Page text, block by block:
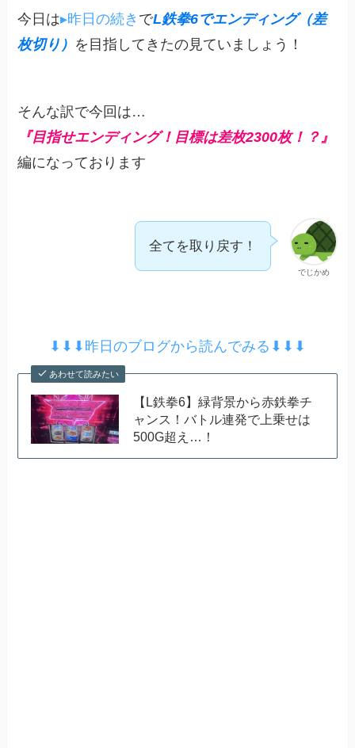
今日は▸昨日の続き でL鉄拳6でエンディング（差
枚切り） を目指してきたの見ていましょう！
そんな訳で今回は…
『目指せエンディング！目標は差枚2300枚！？』
編になっております
でじかめ
全てを取り戻す！
⬇︎⬇︎⬇︎昨日のブログから読んでみる⬇︎⬇︎⬇︎
あわせて読みたい
【L鉄拳6】緑背景から赤鉄拳チ
ャンス！バトル連発で上乗せは
500G超え…！